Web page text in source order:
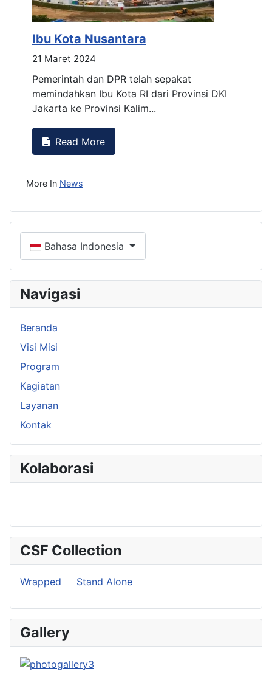
Ibu Kota Nusantara
21 Maret 2024
Pemerintah dan DPR telah sepakat
memindahkan Ibu Kota RI dari Provinsi DKI
Jakarta ke Provinsi Kalim...
Read More
More In News
Bahasa Indonesia
Navigasi
Beranda
Visi Misi
Program
Kagiatan
Layanan
Kontak
Kolaborasi
CSF Collection
Wrapped Stand Alone
Gallery